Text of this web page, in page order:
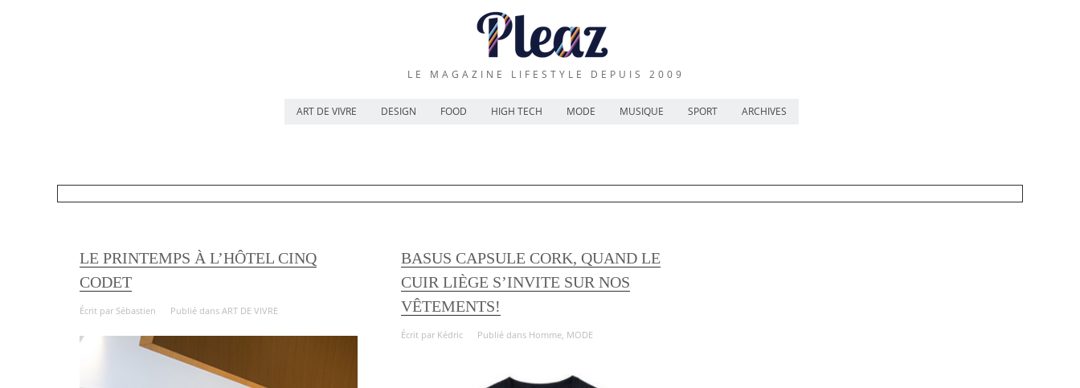
LE MAGAZINE LIFESTYLE DEPUIS 2009
ART DE VIVRE DESIGN FOOD HIGH TECH MODE MUSIQUE SPORT ARCHIVES
LE PRINTEMPS À L’HÔTEL CINQ
CODET
Écrit par Sébastien Publié dans ART DE VIVRE
BASUS CAPSULE CORK, QUAND LE
CUIR LIÈGE S’INVITE SUR NOS
VÊTEMENTS!
Écrit par Kédric Publié dans Homme, MODE